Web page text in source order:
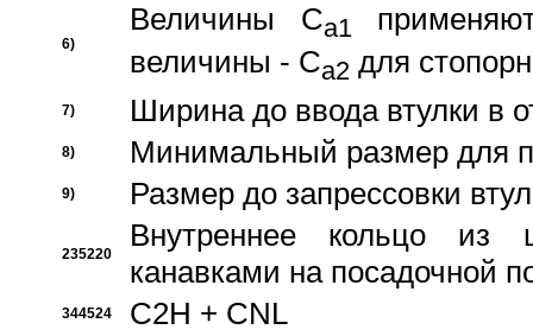
6)
Величины Ca1
величины - Ca2 для
7) Ширина до ввода втулки в
8) Минимальный размер для
9) Размер до запрессовки
235220
Внутреннее кольцо из
канавками на посадочной
344524 C2H + CNL